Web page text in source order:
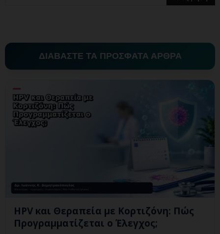
ΔΙΑΒΑΣΤΕ ΤΑ ΠΡΟΣΦΑΤΑ ΑΡΘΡΑ
HPV και Θεραπεία με Κορτιζόνη: Πώς
Προγραμματίζεται ο Έλεγχος;